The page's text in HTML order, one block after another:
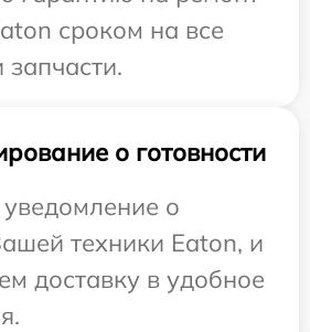
сроком на все
о готовности
о
техники Eaton, и
доставку в удобное